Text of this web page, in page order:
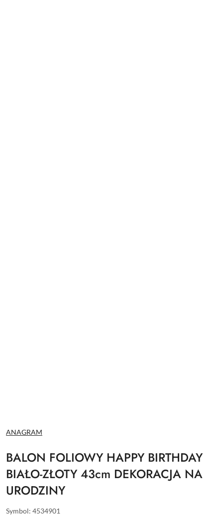
NAZWA
PRODUCENTA:
ANAGRAM
BALON FOLIOWY HAPPY BIRTHDAY
BIAŁO-ZŁOTY 43cm DEKORACJA NA
URODZINY
Symbol: 4534901